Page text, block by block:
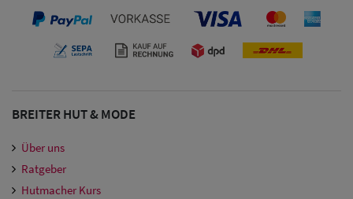
BREITER HUT & MODE
Über uns
Ratgeber
Hutmacher Kurs